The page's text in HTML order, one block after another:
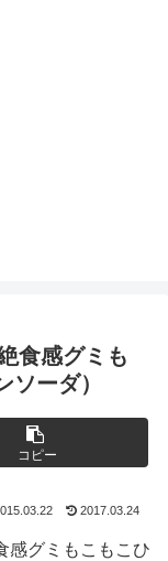
食感グミも
ーダ）
コピー
2017.03.24
感グミもこもこひ